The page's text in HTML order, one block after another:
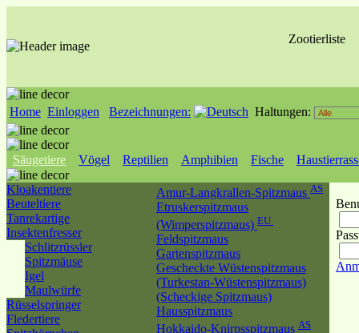
Zootierliste
Home Einloggen Bezeichnungen: Haltungen:
Säugetiere Vögel Reptilien Amphibien Fische
Kloakentiere
Beuteltiere
Tanrekartige
Insektenfresser
Schlitzrüssler
Spitzmäuse
Igel
Maulwürfe
Rüsselspringer
Fledertiere
Amur-Langkrallen-Spitzmaus AS
Etruskerspitzmaus
(Wimperspitzmaus) EU
Feldspitzmaus
Gartenspitzmaus
Gescheckte Wüstenspitzmaus
(Turkestan-Wüstenspitzmaus)
(Scheckige Spitzmaus)
Hausspitzmaus
Hokkaido-Knirpsspitzmaus AS